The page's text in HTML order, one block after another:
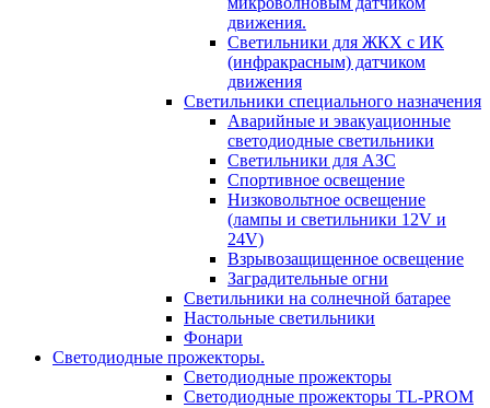
движения.
Светильники для ЖКХ с ИК
(инфракрасным) датчиком
движения
Светильники специального назначения
Аварийные и эвакуационные
светодиодные светильники
Светильники для АЗС
Спортивное освещение
Низковольтное освещение
(лампы и светильники 12V и
24V)
Взрывозащищенное освещение
Заградительные огни
Светильники на солнечной батарее
Настольные светильники
Фонари
Светодиодные прожекторы.
Светодиодные прожекторы
Светодиодные прожекторы TL-PROM